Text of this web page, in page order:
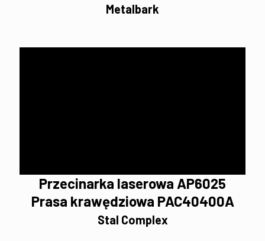
Metalbark
Przecinarka laserowa AP6025
Prasa krawędziowa PAC40400A
Stal Complex